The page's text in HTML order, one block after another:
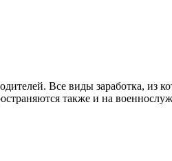
Все виды заработка,
также и на